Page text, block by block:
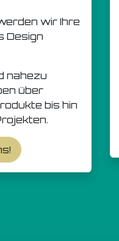
wir Ihre
Design
nahezu
über
bis hin